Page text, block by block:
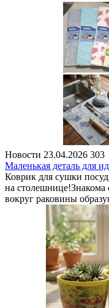
Новости 23.04.2026 303
Маленькая деталь для
Коврик для сушки
на столешнице!Знакома
вокруг раковины